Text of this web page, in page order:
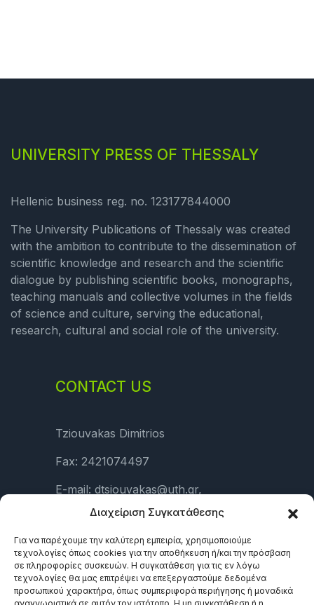
Διαχείριση Συγκατάθεσης
Για να παρέχουμε την καλύτερη εμπειρία, χρησιμοποιούμε
τεχνολογίες όπως cookies για την αποθήκευση ή/και την πρόσβαση
σε πληροφορίες συσκευών. Η συγκατάθεση για τις εν λόγω
τεχνολογίες θα μας επιτρέψει να επεξεργαστούμε δεδομένα
προσωπικού χαρακτήρα, όπως συμπεριφορά περιήγησης ή μοναδικά
UNIVERSITY PRESS OF THESSALY
Hellenic business reg. no. 123177844000
The University Publications of Thessaly was created
with the ambition to contribute to the dissemination of
scientific knowledge and research and the scientific
dialogue by publishing scientific books, monographs,
teaching manuals and collective volumes in the fields
of science and culture, serving the educational,
research, cultural and social role of the university.
CONTACT US
Tziouvakas Dimitrios
Fax: 2421074497
E-mail: dtsiouvakas@uth.gr,
press@uth.gr
LINKS